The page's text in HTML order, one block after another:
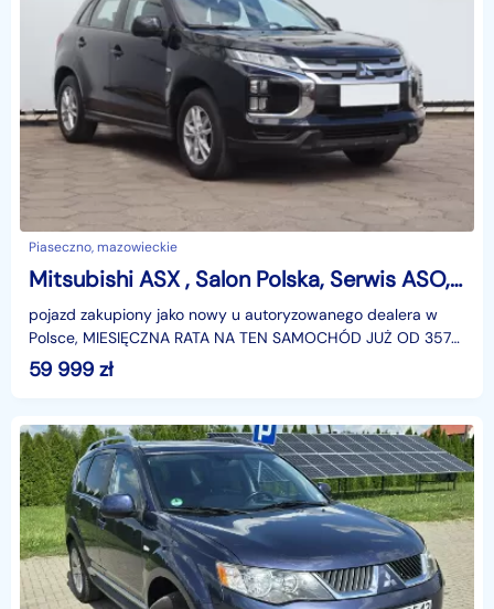
Piaseczno, mazowieckie
Mitsubishi ASX , Salon Polska, Serwis ASO, GAZ, Klima
pojazd zakupiony jako nowy u autoryzowanego dealera w
Polsce, MIESIĘCZNA RATA NA TEN SAMOCHÓD JUŻ OD 357
PLN*Podana w ogłoszeniu lokalizacja pojazdu jest aktua
59 999 zł